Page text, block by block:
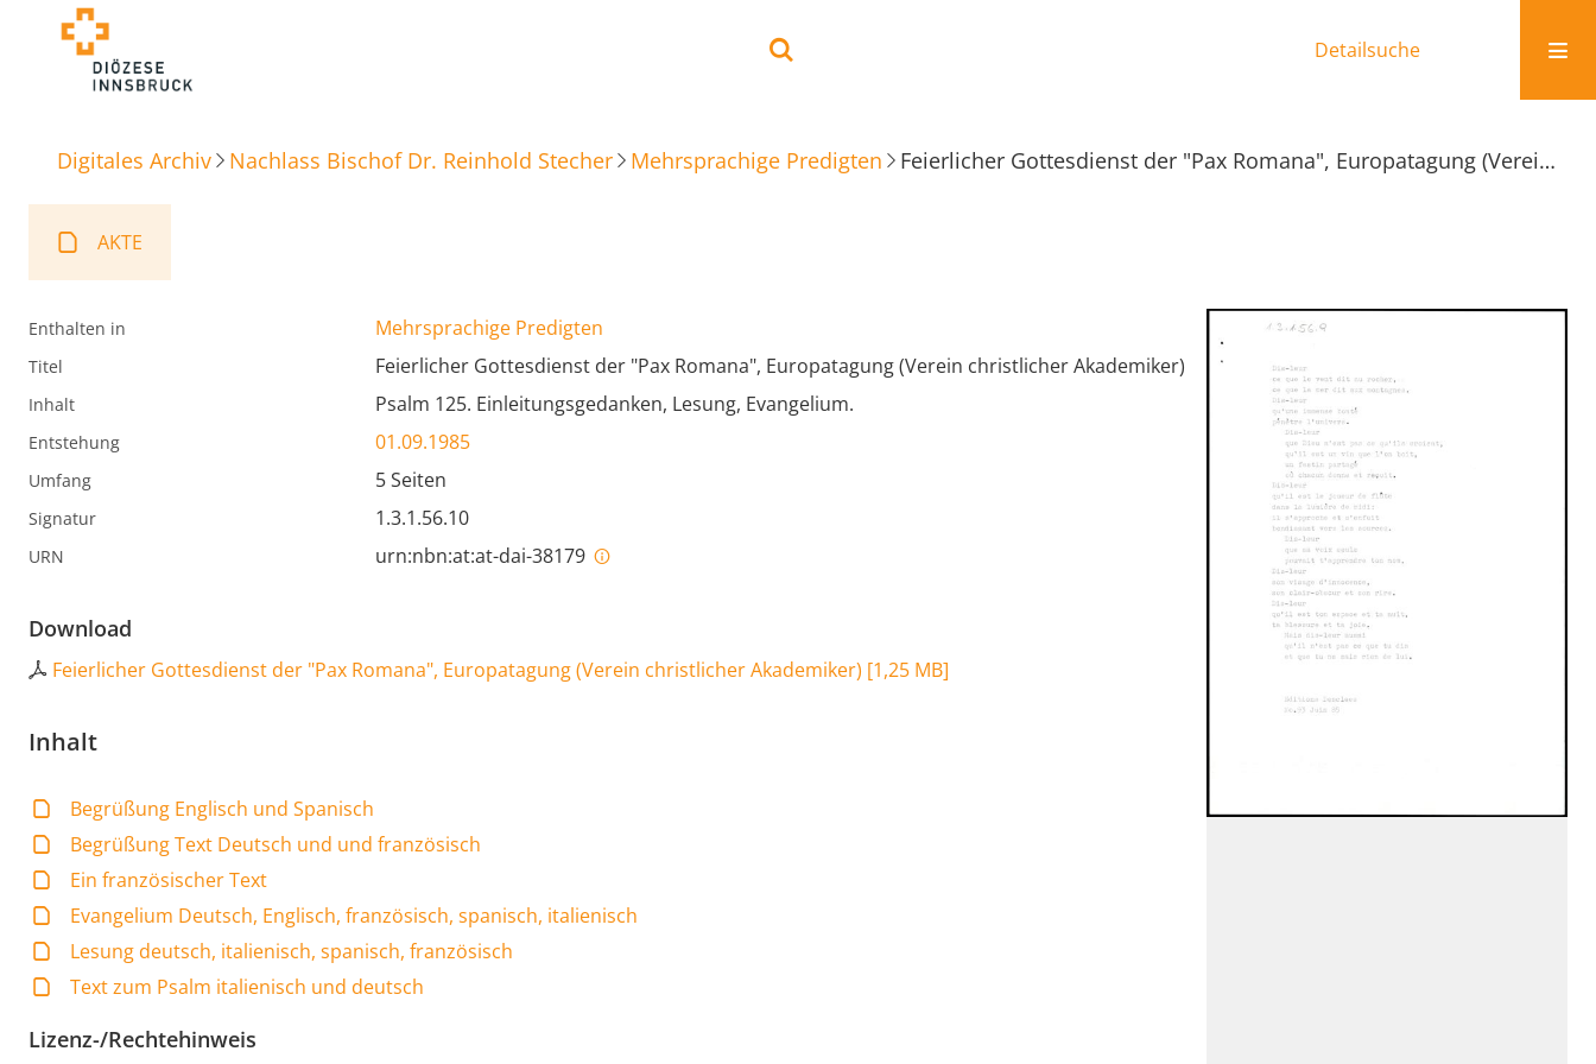
Detailsuche
Digitales Archiv Nachlass Bischof Dr. Reinhold Stecher Mehrsprachige Predigten Feierlicher Gottesdienst der "Pax Romana", Europatagung (Verein christlicher Akademiker)
AKTE
Enthalten in Mehrsprachige Predigten
Titel Feierlicher Gottesdienst der "Pax Romana", Europatagung (Verein christlicher Akademiker)
Inhalt Psalm 125. Einleitungsgedanken, Lesung, Evangelium.
Entstehung 01.09.1985
Umfang 5 Seiten
Signatur 1.3.1.56.10
URN urn:nbn:at:at-dai-38179
Download
Feierlicher Gottesdienst der "Pax Romana", Europatagung (Verein christlicher Akademiker) [1,25 MB]
Inhalt
Begrüßung Englisch und Spanisch
Begrüßung Text Deutsch und und französisch
Ein französischer Text
Evangelium Deutsch, Englisch, französisch, spanisch, italienisch
Lesung deutsch, italienisch, spanisch, französisch
Text zum Psalm italienisch und deutsch
Lizenz-/Rechtehinweis